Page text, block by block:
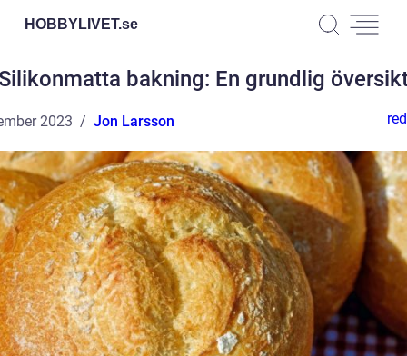
HOBBYLIVET.se
bakning: En grundlig
2023 Jon Larsson